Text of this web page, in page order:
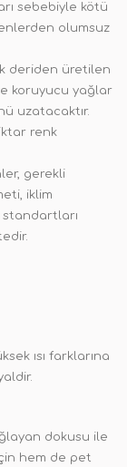
sebebiyle kötü
olumsuz
deriden üretilen
koruyucu yağlar
uzatacaktır.
renk
gerekli
iklim
standartları
ısı farklarına
dokusu ile
hem de pet